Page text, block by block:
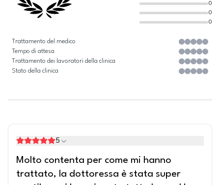
0
0
0
Trattamento del medico
Tempo di attesa
Trattamento dei lavoratori della clinica
Stato della clinica
5
Molto contenta per come mi hanno
trattato, la dottoressa è stata super